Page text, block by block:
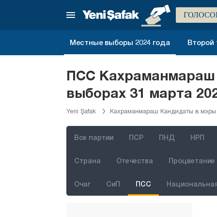
Местные выборы 2024 года Второй
ПСС
выборах 31 марта
Yeni Şafak Кахраманмараш Кандидаты в мэры
Все партии ПСР ПНД НРП
Страна Отечества Процветание
Очаг СиП ПСС
Эдирне
Газиантеп
Гюмюшхане
Ыгдыр